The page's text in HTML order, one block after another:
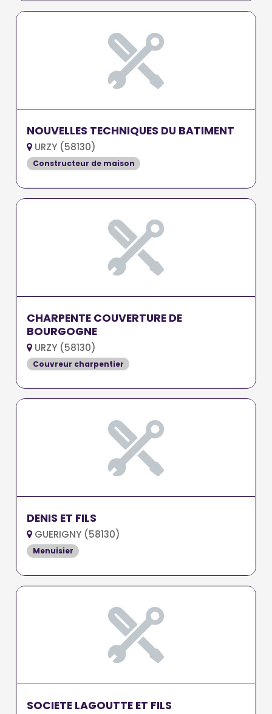
NOUVELLES TECHNIQUES DU BATIMENT
URZY (58130)
Constructeur de maison
CHARPENTE COUVERTURE DE
BOURGOGNE
URZY (58130)
Couvreur charpentier
DENIS ET FILS
GUERIGNY (58130)
Menuisier
SOCIETE LAGOUTTE ET FILS